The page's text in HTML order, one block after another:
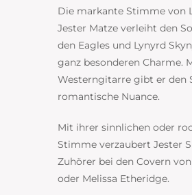
Die markante Stimme von
Jester Matze verleiht den
den Eagles und Lynyrd
ganz besonderen Charme.
Westerngitarre gibt er den
romantische Nuance.
Mit ihrer sinnlichen oder
Stimme verzaubert Jester
Zuhörer bei den Covern
oder Melissa Etheridge.